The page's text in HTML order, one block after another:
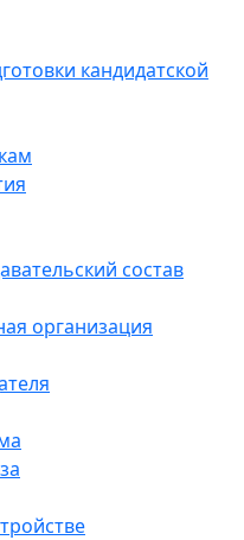
кандидатской
состав
организация